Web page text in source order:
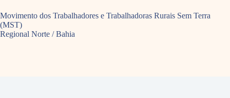
Movimento dos Trabalhadores e Trabalhadoras Rurais Sem Terra
(MST)
Regional Norte / Bahia